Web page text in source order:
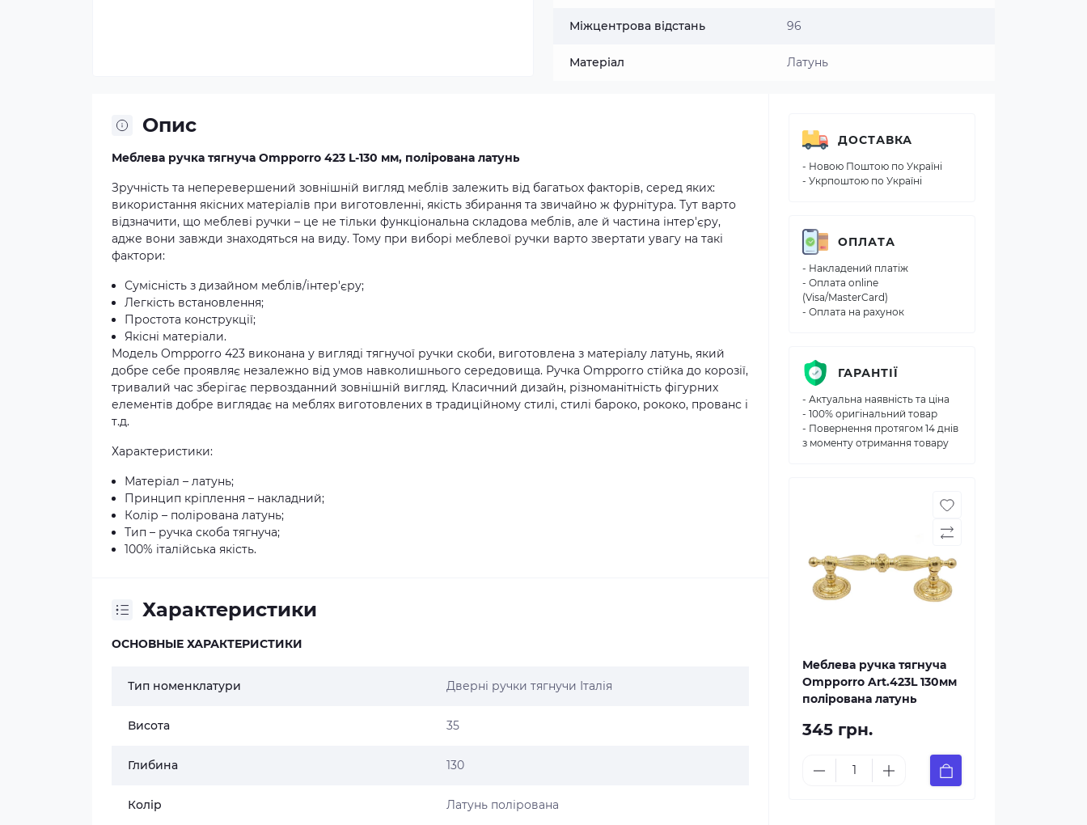
Міжцентрова відстань 96
Матеріал Латунь
Опис
Меблева ручка тягнуча Ompporro 423 L-130 мм, полірована латунь
Зручність та неперевершений зовнішній вигляд меблів залежить від багатьох факторів, серед яких:
використання якісних матеріалів при виготовленні, якість збирання та звичайно ж фурнітура. Тут варто
відзначити, що меблеві ручки – це не тільки функціональна складова меблів, але й частина інтер'єру,
адже вони завжди знаходяться на виду. Тому при виборі меблевої ручки варто звертати увагу на такі
фактори:
Сумісність з дизайном меблів/інтер'єру;
Легкість встановлення;
Простота конструкції;
Якісні матеріали.
Модель Ompporro 423 виконана у вигляді тягнучої ручки скоби, виготовлена з матеріалу латунь, який
добре себе проявляє незалежно від умов навколишнього середовища. Ручка Ompporro стійка до корозії,
тривалий час зберігає первозданний зовнішній вигляд. Класичний дизайн, різноманітність фігурних
елементів добре виглядає на меблях виготовлених в традиційному стилі, стилі бароко, рококо, прованс і
т.д.
Характеристики:
Матеріал – латунь;
Принцип кріплення – накладний;
Колір – полірована латунь;
Тип – ручка скоба тягнуча;
100% італійська якість.
Характеристики
ОСНОВНЫЕ ХАРАКТЕРИСТИКИ
Тип номенклатури Дверні ручки тягнучи Італія
Висота 35
Глибина 130
Колір Латунь полірована
ДОСТАВКА
- Новою Поштою по Україні
- Укрпоштою по Україні
ОПЛАТА
- Накладений платіж
- Оплата online
(Visa/MasterCard)
- Оплата на рахунок
ГАРАНТІЇ
- Актуальна наявність та ціна
- 100% оригінальний товар
- Повернення протягом 14 днів
з моменту отримання товару
Меблева ручка тягнуча
Ompporro Art.423L 130мм
полірована латунь
345 грн.